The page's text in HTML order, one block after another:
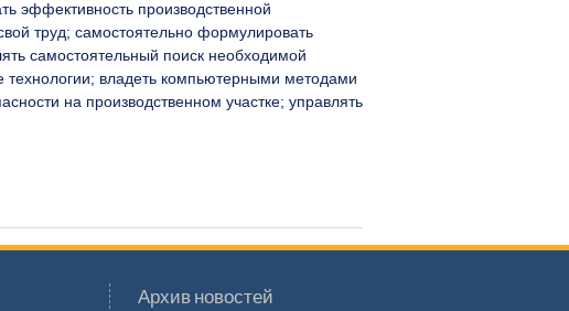
эффективность производственной
труд; самостоятельно формулировать
самостоятельный поиск необходимой
владеть компьютерными методами
на производственном участке; управлять
Архив новостей